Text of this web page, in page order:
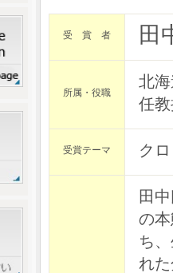
受 賞 者 田
所属・役職
北
任
受賞テーマ ク
田
の
ち
れ